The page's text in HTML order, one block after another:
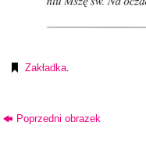
Zakładka.
Poprzedni obrazek